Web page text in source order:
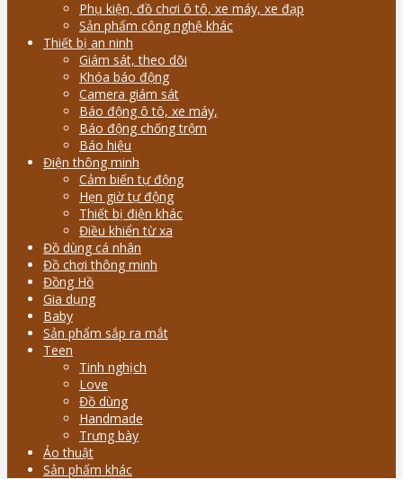
Phụ kiện, đồ chơi ô tô, xe máy, xe đạp
Sản phẩm công nghệ khác
Thiết bị an ninh
Giám sát, theo dõi
Khóa báo động
Camera giám sát
Báo động ô tô, xe máy,
Báo động chống trộm
Báo hiệu
Điện thông minh
Cảm biến tự động
Hẹn giờ tự động
Thiết bị điện khác
Điều khiển từ xa
Đồ dùng cá nhân
Đồ chơi thông minh
Đồng Hồ
Gia dụng
Baby
Sản phẩm sắp ra mắt
Teen
Tinh nghịch
Love
Đồ dùng
Handmade
Trưng bày
Ảo thuật
Sản phẩm khác